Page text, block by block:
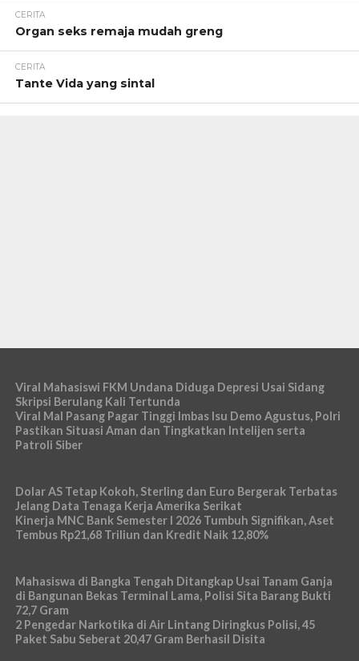
CERITA
Organ seks remaja mudah greng
CERITA
Tante Vida yang sintal
Viral Mahasiswi FKM Undana Diduga Depresi Usai Sidang
Skripsi Berulang Kali Tertunda
Viral Mal Pasang Pagar Tinggi Imbas Isu Demo Agustus, Polri
Pastikan Situasi Aman dan Tingkatkan Intelijen serta
Patroli Siber
Dolar AS Tetap Kokoh, Sterling dan Euro Bergerak Terbatas
Jelang Data Tenaga Kerja Amerika Serikat
Kinerja MNC Bank Semester I 2026 Tumbuh Signifikan, Aset
Tembus Rp21,68 Triliun dan Kredit Naik 12,80%
Mahasiswa di Bangka Tengah Ditangkap Usai Tanam Ganja
di Bangunan Bekas Terminal Lama, Polisi Sita Barang Bukti
72,7 Gram
2 Pengedar Narkotika di Air Lintang Diringkus Polisi, 45
Paket Sabu Seberat 20,47 Gram Berhasil Disita